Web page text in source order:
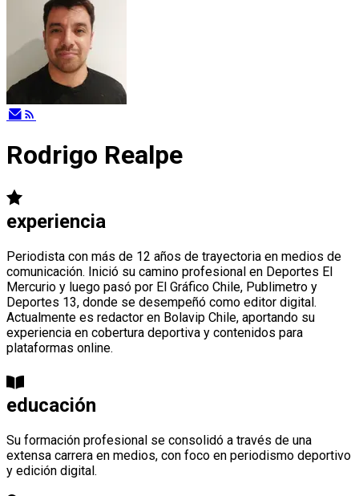
Rodrigo Realpe
experiencia
Periodista con más de 12 años de trayectoria en medios de
comunicación. Inició su camino profesional en Deportes El
Mercurio y luego pasó por El Gráfico Chile, Publimetro y
Deportes 13, donde se desempeñó como editor digital.
Actualmente es redactor en Bolavip Chile, aportando su
experiencia en cobertura deportiva y contenidos para
plataformas online.
educación
Su formación profesional se consolidó a través de una
extensa carrera en medios, con foco en periodismo deportivo
y edición digital.